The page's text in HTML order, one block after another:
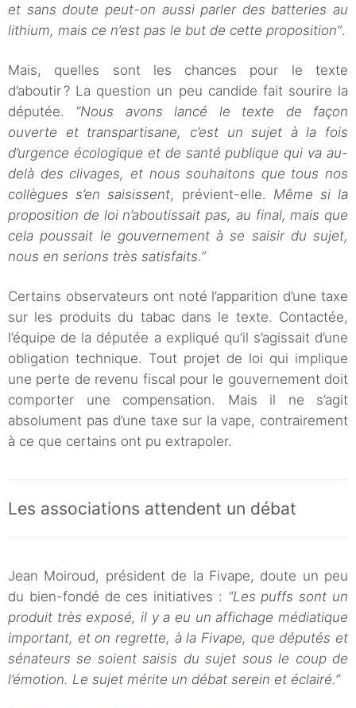
et sans doute peut-on aussi parler des batteries au
lithium, mais ce n’est pas le but de cette proposition”.
Mais, quelles sont les chances pour le texte
d’aboutir ? La question un peu candide fait sourire la
députée. “Nous avons lancé le texte de façon
ouverte et transpartisane, c’est un sujet à la fois
d’urgence écologique et de santé publique qui va au-
delà des clivages, et nous souhaitons que tous nos
collègues s’en saisissent, prévient-elle. Même si la
proposition de loi n’aboutissait pas, au final, mais que
cela poussait le gouvernement à se saisir du sujet,
nous en serions très satisfaits.”
Certains observateurs ont noté l’apparition d’une taxe
sur les produits du tabac dans le texte. Contactée,
l’équipe de la députée a expliqué qu’il s’agissait d’une
obligation technique. Tout projet de loi qui implique
une perte de revenu fiscal pour le gouvernement doit
comporter une compensation. Mais il ne s’agit
absolument pas d’une taxe sur la vape, contrairement
à ce que certains ont pu extrapoler.
Les associations attendent un débat
Jean Moiroud, président de la Fivape, doute un peu
du bien-fondé de ces initiatives : “Les puffs sont un
produit très exposé, il y a eu un affichage médiatique
important, et on regrette, à la Fivape, que députés et
sénateurs se soient saisis du sujet sous le coup de
l’émotion. Le sujet mérite un débat serein et éclairé.”